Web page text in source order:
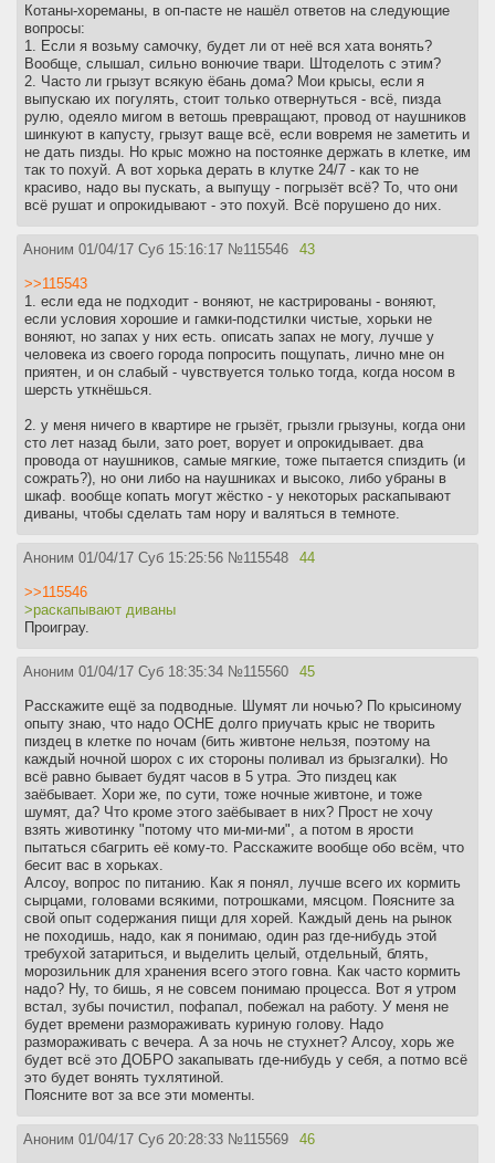
Котаны-хореманы, в оп-пасте не нашёл ответов на следующие
вопросы:
1. Если я возьму самочку, будет ли от неё вся хата вонять?
Вообще, слышал, сильно вонючие твари. Штоделоть с этим?
2. Часто ли грызут всякую ёбань дома? Мои крысы, если я
выпускаю их погулять, стоит только отвернуться - всё, пизда
рулю, одеяло мигом в ветошь превращают, провод от наушников
шинкуют в капусту, грызут ваще всё, если вовремя не заметить и
не дать пизды. Но крыс можно на постоянке держать в клетке, им
так то похуй. А вот хорька дерать в клутке 24/7 - как то не
красиво, надо вы пускать, а выпущу - погрызёт всё? То, что они
всё рушат и опрокидывают - это похуй. Всё порушено до них.
Аноним 01/04/17 Суб 15:16:17 №115546 43
>>115543
1. если еда не подходит - воняют, не кастрированы - воняют,
если условия хорошие и гамки-подстилки чистые, хорьки не
воняют, но запах у них есть. описать запах не могу, лучше у
человека из своего города попросить пощупать, лично мне он
приятен, и он слабый - чувствуется только тогда, когда носом в
шерсть уткнёшься.
2. у меня ничего в квартире не грызёт, грызли грызуны, когда они
сто лет назад были, зато роет, ворует и опрокидывает. два
провода от наушников, самые мягкие, тоже пытается спиздить (и
сожрать?), но они либо на наушниках и высоко, либо убраны в
шкаф. вообще копать могут жёстко - у некоторых раскапывают
диваны, чтобы сделать там нору и валяться в темноте.
Аноним 01/04/17 Суб 15:25:56 №115548 44
>>115546
>раскапывают диваны
Проиграу.
Аноним 01/04/17 Суб 18:35:34 №115560 45
Расскажите ещё за подводные. Шумят ли ночью? По крысиному
опыту знаю, что надо ОСНЕ долго приучать крыс не творить
пиздец в клетке по ночам (бить живтоне нельзя, поэтому на
каждый ночной шорох с их стороны поливал из брызгалки). Но
всё равно бывает будят часов в 5 утра. Это пиздец как
заёбывает. Хори же, по сути, тоже ночные живтоне, и тоже
шумят, да? Что кроме этого заёбывает в них? Прост не хочу
взять животинку "потому что ми-ми-ми", а потом в ярости
пытаться сбагрить её кому-то. Расскажите вообще обо всём, что
бесит вас в хорьках.
Алсоу, вопрос по питанию. Как я понял, лучше всего их кормить
сырцами, головами всякими, потрошками, мясцом. Поясните за
свой опыт содержания пищи для хорей. Каждый день на рынок
не походишь, надо, как я понимаю, один раз где-нибудь этой
требухой затариться, и выделить целый, отдельный, блять,
морозильник для хранения всего этого говна. Как часто кормить
надо? Ну, то бишь, я не совсем понимаю процесса. Вот я утром
встал, зубы почистил, пофапал, побежал на работу. У меня не
будет времени размораживать куриную голову. Надо
размораживать с вечера. А за ночь не стухнет? Алсоу, хорь же
будет всё это ДОБРО закапывать где-нибудь у себя, а потмо всё
это будет вонять тухлятиной.
Поясните вот за все эти моменты.
Аноним 01/04/17 Суб 20:28:33 №115569 46